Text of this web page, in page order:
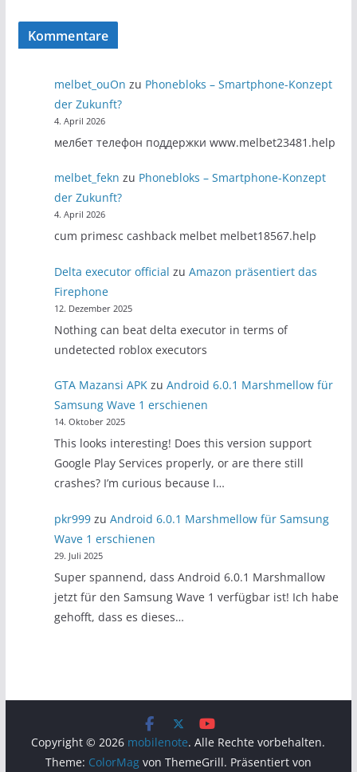
Kommentare
melbet_ouOn zu Phonebloks – Smartphone-Konzept
der Zukunft?
4. April 2026
мелбет телефон поддержки www.melbet23481.help
melbet_fekn zu Phonebloks – Smartphone-Konzept
der Zukunft?
4. April 2026
cum primesc cashback melbet melbet18567.help
Delta executor official zuAmazon präsentiert das
Firephone
12. Dezember 2025
Nothing can beat delta executor in terms of
undetected roblox executors
GTA Mazansi APK zuAndroid 6.0.1 Marshmellow für
Samsung Wave 1 erschienen
14. Oktober 2025
This looks interesting! Does this version support
Google Play Services properly, or are there still
crashes? I’m curious because I…
pkr999 zuAndroid 6.0.1 Marshmellow für Samsung
Wave 1 erschienen
29. Juli 2025
Super spannend, dass Android 6.0.1 Marshmallow
jetzt für den Samsung Wave 1 verfügbar ist! Ich habe
gehofft, dass es dieses…
Copyright © 2026 mobilenote. Alle Rechte vorbehalten.
Theme: ColorMagvon ThemeGrill. Präsentiert von